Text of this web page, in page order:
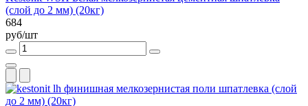
(слой до 2 мм) (20кг)
684
руб/шт